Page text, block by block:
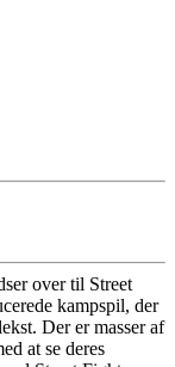
over til Street
kampspil, der
Der er masser af
at se deres